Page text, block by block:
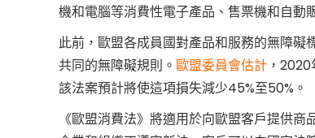
無
障
礙
機和電腦等消費性電子產品、售票機和自動
此前，歐盟各成員國對產品和服務的無障礙
共同的無障礙規則。歐盟委員會估計 ，
該法案預計將使這項損失減少45%至50%。
《歐盟消費法》將適用於向歐盟客戶提供